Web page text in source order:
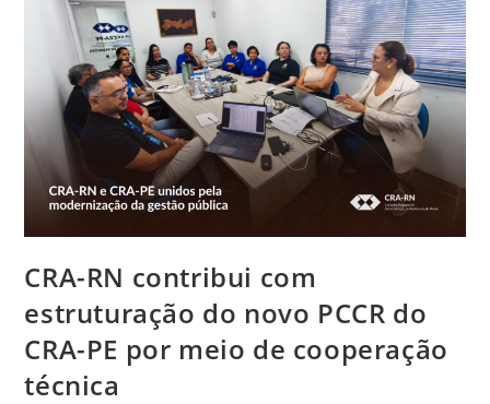
Grau
Da
FAS
Em
Currais
Novos
CRA-RN contribui com
estruturação do novo PCCR do
CRA-PE por meio de cooperação
técnica